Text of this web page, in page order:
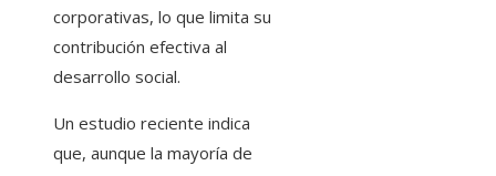
corporativas, lo que limita su
contribución efectiva al
desarrollo social.
Un estudio reciente indica
que, aunque la mayoría de